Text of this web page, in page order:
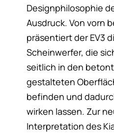
Designphilosophie
Ausdruck. Von vorn
präsentiert der EV3
Scheinwerfer, die
seitlich in den betont
gestalteten
befinden und
wirken lassen. Zur
Interpretation des